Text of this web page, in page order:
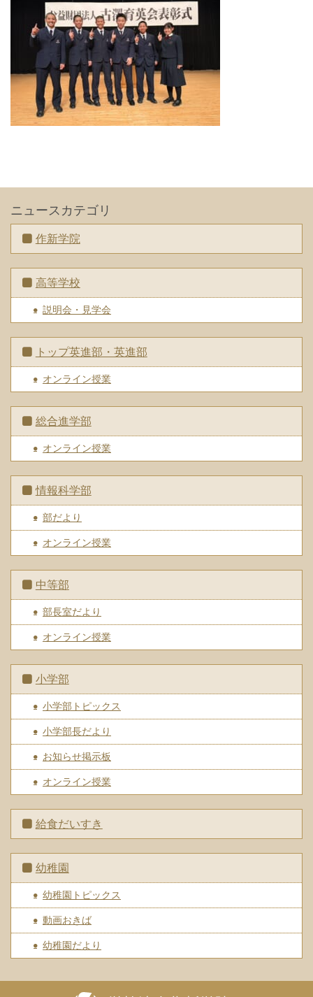
ニュースカテゴリ
作新学院
高等学校
説明会・見学会
トップ英進部・英進部
オンライン授業
総合進学部
オンライン授業
情報科学部
部だより
オンライン授業
中等部
部長室だより
オンライン授業
小学部
小学部トピックス
小学部長だより
お知らせ掲示板
オンライン授業
給食だいすき
幼稚園
幼稚園トピックス
動画おきば
幼稚園だより